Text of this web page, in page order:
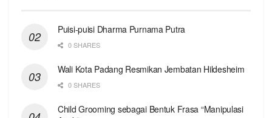
Puisi-puisi Dharma Purnama Putra
0 SHARES
Wali Kota Padang Resmikan Jembatan Hildesheim
0 SHARES
Child Grooming sebagai Bentuk Frasa “Manipulasi